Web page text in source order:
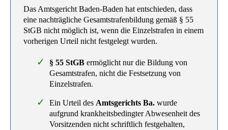
Das Amtsgericht Baden-Baden hat entschieden, dass
eine nachträgliche Gesamtstrafenbildung gemäß § 55
StGB nicht möglich ist, wenn die Einzelstrafen in einem
vorherigen Urteil nicht festgelegt wurden.
§ 55 StGBermöglicht nur die Bildung von
Gesamtstrafen, nicht die Festsetzung von
Einzelstrafen.
Ein Urteil des Amtsgerichts Ba.wurde
aufgrund krankheitsbedingter Abwesenheit des
Vorsitzenden nicht schriftlich festgehalten,